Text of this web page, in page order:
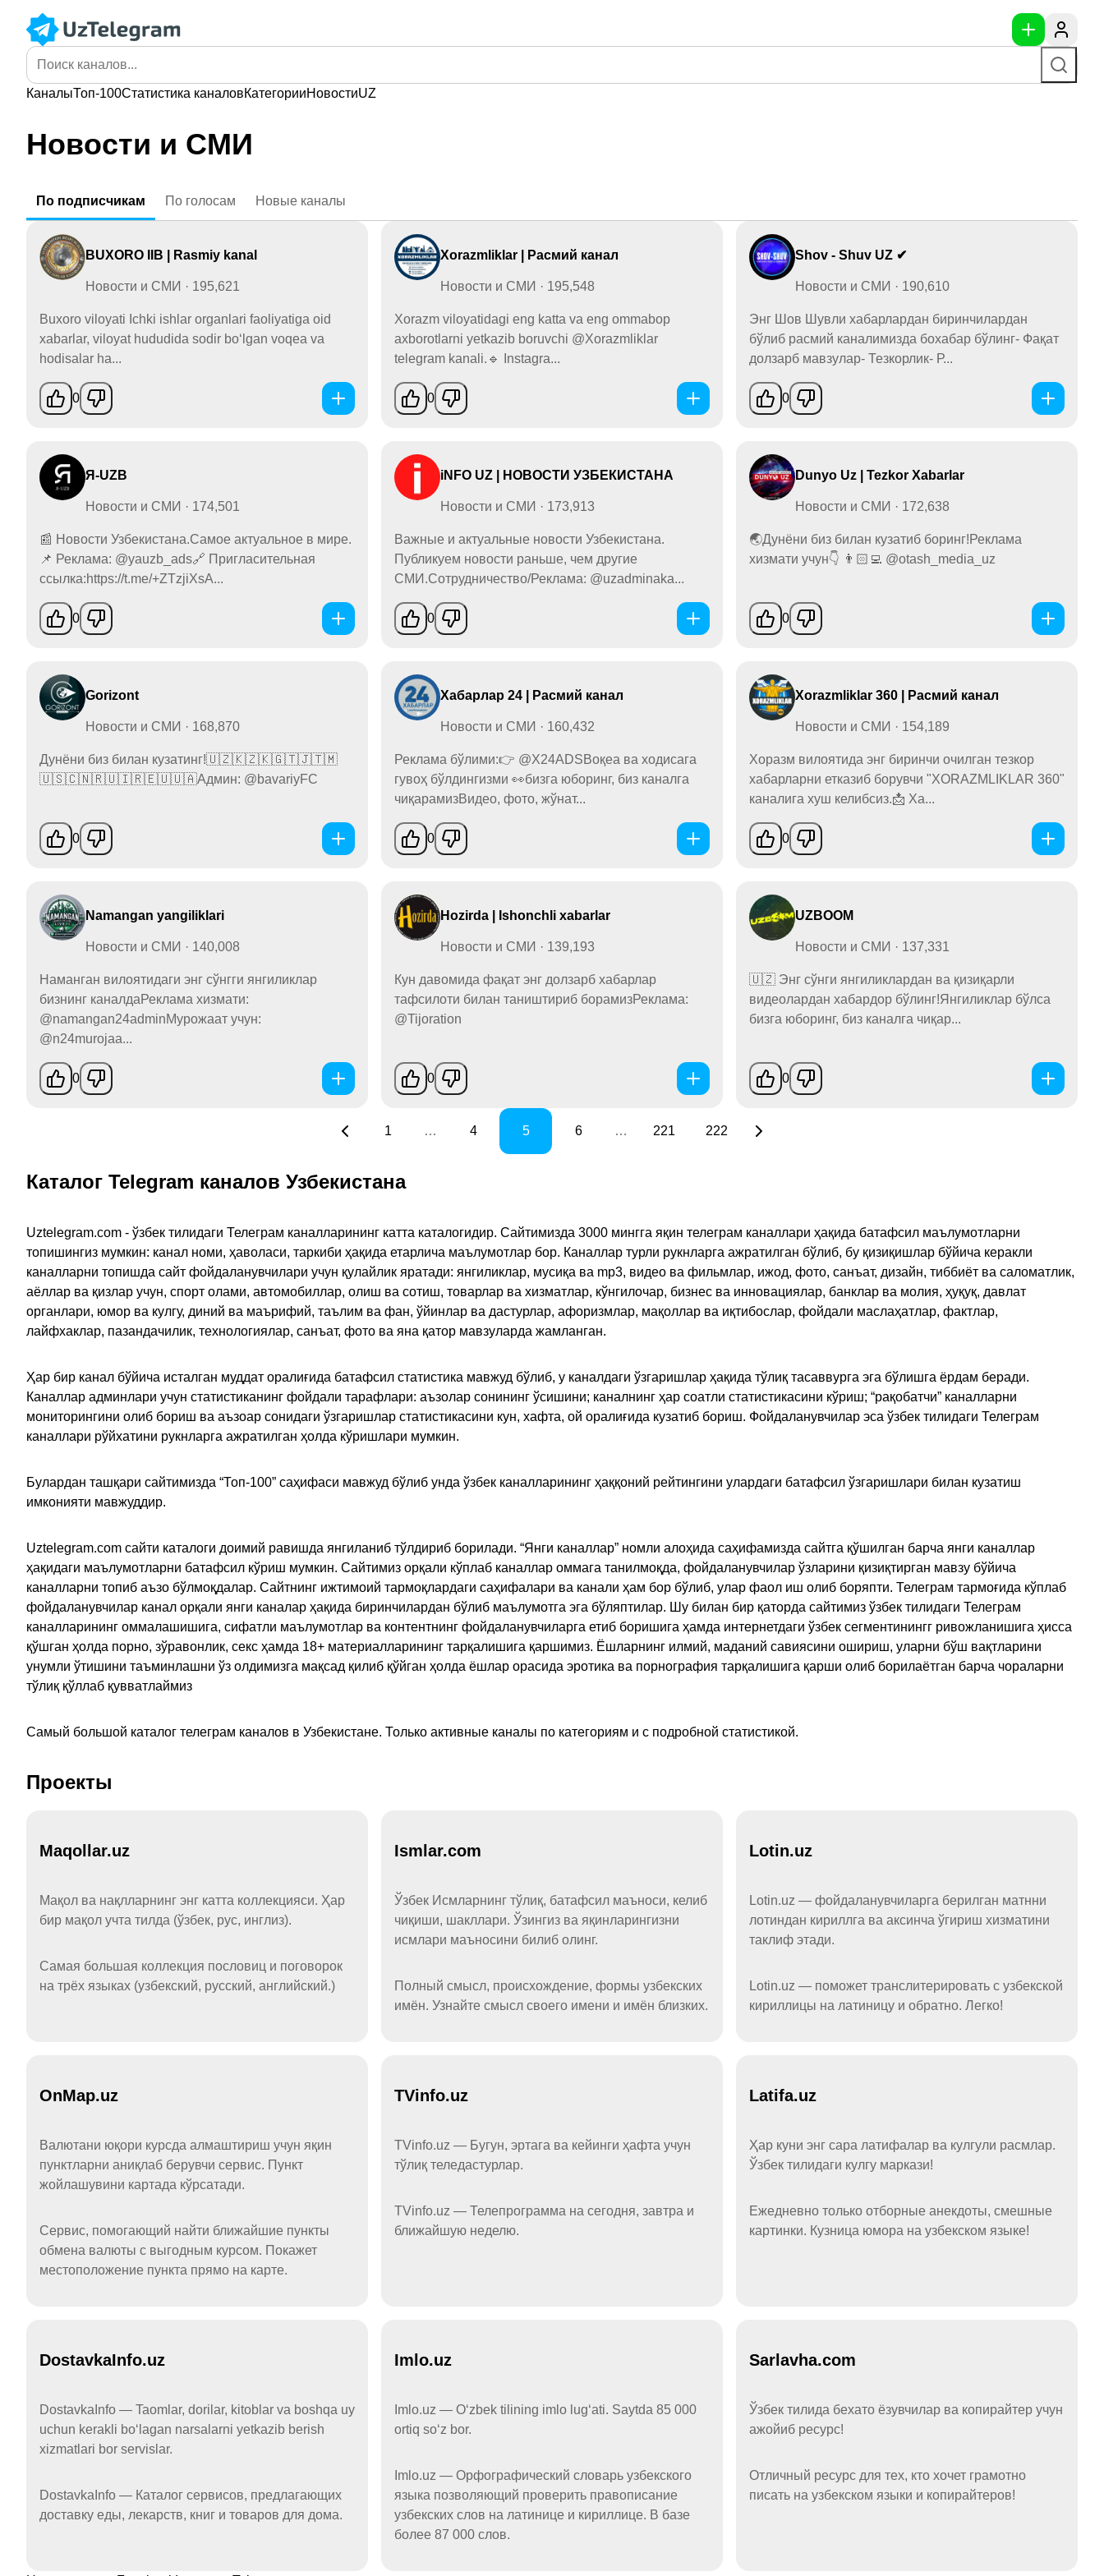
КаналыТоп-100Статистика каналовКатегорииНовостиUZ
Новости и СМИ
По подписчикам По голосам Новые каналы
BUXORO IIB | Rasmiy kanal
Новости и СМИ · 195,621
Buxoro viloyati Ichki ishlar organlari faoliyatiga oid
xabarlar, viloyat hududida sodir bo‘lgan voqea va
hodisalar ha...
0
Xorazmliklar | Расмий канал
Новости и СМИ · 195,548
Xorazm viloyatidagi eng katta va eng ommabop
axborotlarni yetkazib boruvchi @Xorazmliklar
telegram kanali.🔹 Instagra...
0
Shov - Shuv UZ ✔
Новости и СМИ · 190,610
Энг Шов Шувли хабарлардан биринчилардан
бўлиб расмий каналимизда бохабар бўлинг- Фақат
долзарб мавзулар- Тезкорлик- Р...
0
Я-UZB
Новости и СМИ · 174,501
📰 Новости Узбекистана.Самое актуальное в мире.
📌 Реклама: @yauzb_ads🔗 Пригласительная
ссылка:https://t.me/+ZTzjiXsA...
0
iNFO UZ | НОВОСТИ УЗБЕКИСТАНА
Новости и СМИ · 173,913
Важные и актуальные новости Узбекистана.
Публикуем новости раньше, чем другие
СМИ.Сотрудничество/Реклама: @uzadminaka...
0
Dunyo Uz | Tezkor Xabarlar
Новости и СМИ · 172,638
🌏Дунёни биз билан кузатиб боринг!Реклама
хизмати учун👇 👨🏻‍💻 @otash_media_uz
0
Gorizont
Новости и СМИ · 168,870
Дунёни биз билан кузатинг!🇺🇿🇰🇿🇰🇬🇹🇯🇹🇲
🇺🇸🇨🇳🇷🇺🇮🇷🇪🇺🇺🇦Админ: @bavariyFC
0
Хабарлар 24 | Расмий канал
Новости и СМИ · 160,432
Реклама бўлими:👉 @X24ADSВоқеа ва ходисага
гувоҳ бўлдингизми 👀бизга юборинг, биз каналга
чиқарамизВидео, фото, жўнат...
0
Xorazmliklar 360 | Расмий канал
Новости и СМИ · 154,189
Хоразм вилоятида энг биринчи очилган тезкор
хабарларни етказиб борувчи "XORAZMLIKLAR 360"
каналига хуш келибсиз.📩 Ха...
0
Namangan yangiliklari
Новости и СМИ · 140,008
Наманган вилоятидаги энг сўнгги янгиликлар
бизнинг каналдаРеклама хизмати:
@namangan24adminМурожаат учун:
@n24murojaa...
0
Hozirda | Ishonchli xabarlar
Новости и СМИ · 139,193
Кун давомида фақат энг долзарб хабарлар
тафсилоти билан таништириб борамизРеклама:
@Tijoration
0
UZBOOM
Новости и СМИ · 137,331
🇺🇿 Энг сўнги янгиликлардан ва қизиқарли
видеолардан хабардор бўлинг!Янгиликлар бўлса
бизга юборинг, биз каналга чиқар...
0
1 … 4 5 6 … 221 222
Каталог Telegram каналов Узбекистана
Uztelegram.com - ўзбек тилидаги Телеграм каналларининг катта каталогидир. Сайтимизда 3000 мингга яқин телеграм каналлари ҳақида батафсил маълумотларни
топишингиз мумкин: канал номи, ҳаволаси, таркиби ҳақида етарлича маълумотлар бор. Каналлар турли рукнларга ажратилган бўлиб, бу қизиқишлар бўйича керакли
каналларни топишда сайт фойдаланувчилари учун қулайлик яратади: янгиликлар, мусиқа ва mp3, видео ва фильмлар, ижод, фото, санъат, дизайн, тиббиёт ва саломатлик,
аёллар ва қизлар учун, спорт олами, автомобиллар, олиш ва сотиш, товарлар ва хизматлар, кўнгилочар, бизнес ва инновациялар, банклар ва молия, ҳуқуқ, давлат
органлари, юмор ва кулгу, диний ва маърифий, таълим ва фан, ўйинлар ва дастурлар, афоризмлар, мақоллар ва иқтибослар, фойдали маслаҳатлар, фактлар,
лайфхаклар, пазандачилик, технологиялар, санъат, фото ва яна қатор мавзуларда жамланган.
Ҳар бир канал бўйича исталган муддат оралиғида батафсил статистика мавжуд бўлиб, у каналдаги ўзгаришлар ҳақида тўлиқ тасаввурга эга бўлишга ёрдам беради.
Каналлар админлари учун статистиканинг фойдали тарафлари: аъзолар сонининг ўсишини; каналнинг ҳар соатли статистикасини кўриш; “рақобатчи” каналларни
мониторингини олиб бориш ва аъзоар сонидаги ўзгаришлар статистикасини кун, хафта, ой оралиғида кузатиб бориш. Фойдаланувчилар эса ўзбек тилидаги Телеграм
каналлари рўйхатини рукнларга ажратилган ҳолда кўришлари мумкин.
Булардан ташқари сайтимизда “Топ-100” саҳифаси мавжуд бўлиб унда ўзбек каналларининг ҳаққоний рейтингини улардаги батафсил ўзгаришлари билан кузатиш
имконияти мавжуддир.
Uztelegram.com сайти каталоги доимий равишда янгиланиб тўлдириб борилади. “Янги каналлар” номли алоҳида саҳифамизда сайтга қўшилган барча янги каналлар
ҳақидаги маълумотларни батафсил кўриш мумкин. Сайтимиз орқали кўплаб каналлар оммага танилмоқда, фойдаланувчилар ўзларини қизиқтирган мавзу бўйича
каналларни топиб аъзо бўлмоқдалар. Сайтнинг ижтимоий тармоқлардаги саҳифалари ва канали ҳам бор бўлиб, улар фаол иш олиб боряпти. Телеграм тармоғида кўплаб
фойдаланувчилар канал орқали янги каналар ҳақида биринчилардан бўлиб маълумотга эга бўляптилар. Шу билан бир қаторда сайтимиз ўзбек тилидаги Телеграм
каналларининг оммалашишига, сифатли маълумотлар ва контентнинг фойдаланувчиларга етиб боришига ҳамда интернетдаги ўзбек сегментинингг ривожланишига ҳисса
қўшган ҳолда порно, зўравонлик, секс ҳамда 18+ материалларининг тарқалишига қаршимиз. Ёшларнинг илмий, маданий савиясини ошириш, уларни бўш вақтларини
унумли ўтишини таъминлашни ўз олдимизга мақсад қилиб қўйган ҳолда ёшлар орасида эротика ва порнография тарқалишига қарши олиб борилаётган барча чораларни
тўлиқ қўллаб қувватлаймиз
Самый большой каталог телеграм каналов в Узбекистане. Только активные каналы по категориям и с подробной статистикой.
Проекты
Maqollar.uz
Мақол ва нақлларнинг энг катта коллекцияси. Ҳар
бир мақол учта тилда (ўзбек, рус, инглиз).
Самая большая коллекция пословиц и поговорок
на трёх языках (узбекский, русский, английский.)
Ismlar.com
Ўзбек Исмларнинг тўлиқ, батафсил маъноси, келиб
чиқиши, шакллари. Ўзингиз ва яқинларингизни
исмлари маъносини билиб олинг.
Полный смысл, происхождение, формы узбекских
имён. Узнайте смысл своего имени и имён близких.
Lotin.uz
Lotin.uz — фойдаланувчиларга берилган матнни
лотиндан кириллга ва аксинча ўгириш хизматини
таклиф этади.
Lotin.uz — поможет транслитерировать с узбекской
кириллицы на латиницу и обратно. Легко!
OnMap.uz
Валютани юқори курсда алмаштириш учун яқин
пунктларни аниқлаб берувчи сервис. Пункт
жойлашувини картада кўрсатади.
Сервис, помогающий найти ближайшие пункты
обмена валюты с выгодным курсом. Покажет
местоположение пункта прямо на карте.
TVinfo.uz
TVinfo.uz — Бугун, эртага ва кейинги ҳафта учун
тўлиқ теледастурлар.
TVinfo.uz — Телепрограмма на сегодня, завтра и
ближайшую неделю.
Latifa.uz
Ҳар куни энг сара латифалар ва кулгули расмлар.
Ўзбек тилидаги кулгу маркази!
Ежедневно только отборные анекдоты, смешные
картинки. Кузница юмора на узбекском языке!
DostavkaInfo.uz
DostavkaInfo — Taomlar, dorilar, kitoblar va boshqa uy
uchun kerakli boʻlagan narsalarni yetkazib berish
xizmatlari bor servislar.
DostavkaInfo — Каталог сервисов, предлагающих
доставку еды, лекарств, книг и товаров для дома.
Imlo.uz
Imlo.uz — Oʻzbek tilining imlo lugʻati. Saytda 85 000
ortiq soʻz bor.
Imlo.uz — Орфографический словарь узбекского
языка позволяющий проверить правописание
узбекских слов на латинице и кириллице. В базе
более 87 000 слов.
Sarlavha.com
Ўзбек тилида бехато ёзувчилар ва копирайтер учун
ажойиб ресурс!
Отличный ресурс для тех, кто хочет грамотно
писать на узбекском языки и копирайтеров!